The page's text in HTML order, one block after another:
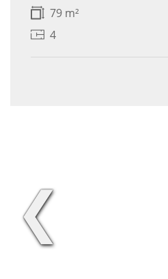
79 m²
4
❮